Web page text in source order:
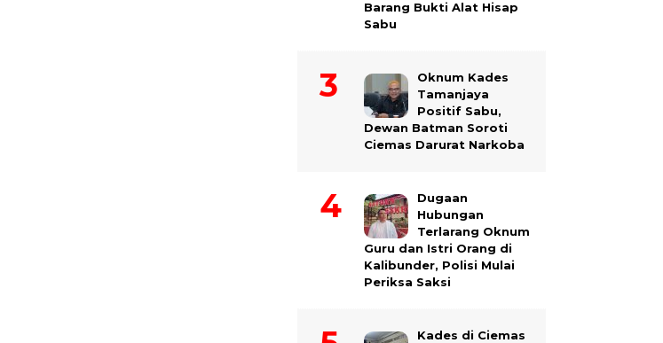
Barang Bukti Alat Hisap
Sabu
Oknum Kades
Tamanjaya
Positif Sabu,
Dewan Batman Soroti
Ciemas Darurat Narkoba
Dugaan
Hubungan
Terlarang Oknum
Guru dan Istri Orang di
Kalibunder, Polisi Mulai
Periksa Saksi
Kades di Ciemas